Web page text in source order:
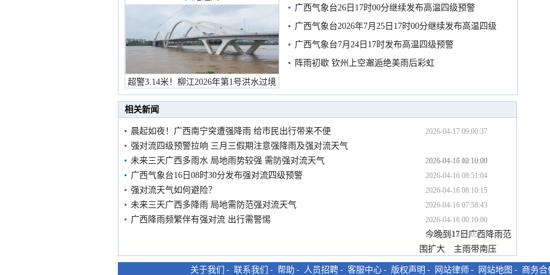
超警3.14米！柳江2026年第1号洪水过境
市民在堤岸见证汛况
广西气象台26日17时00分继续发布高温四级预警
广西气象台2026年7月25日17时00分继续发布高温四级
预警
广西气象台7月24日17时发布高温四级预警
阵雨初歇 钦州上空邂逅绝美雨后彩虹
相关新闻
晨起如夜！广西南宁突遭强降雨 给市民出行带来不便 2026-04-17 09:00:37
强对流四级预警拉响 三月三假期注意强降雨及强对流天气
2026-04-17 00:10:00
未来三天广西多雨水 局地雨势较强 需防强对流天气 2026-04-16 12:10:00
广西气象台16日08时30分发布强对流四级预警 2026-04-16 08:51:04
强对流天气如何避险？ 2026-04-16 08:10:15
未来三天广西多降雨 局地需防范强对流天气 2026-04-16 07:58:43
广西降雨频繁伴有强对流 出行需警惕 2026-04-16 00:10:00
今晚到17日广西降雨范
围扩大 主雨带南压
2026-04-15 12:05:10
关于我们 - 联系我们 - 帮助 - 人员招聘 - 客服中心 - 版权声明 - 网站律师 - 网站地图 - 商务合